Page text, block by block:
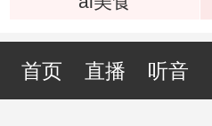
首页 直播 听音